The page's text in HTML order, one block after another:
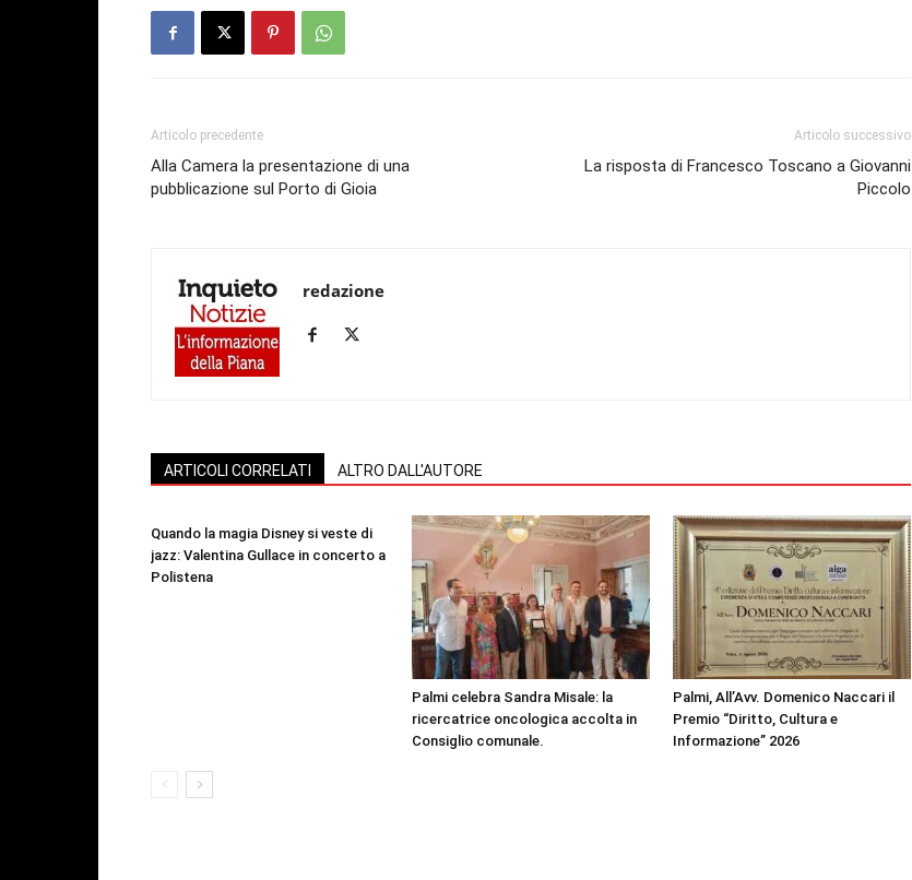
Articolo precedente
Alla Camera la presentazione di una
pubblicazione sul Porto di Gioia
Articolo successivo
La risposta di Francesco Toscano a Giovanni
Piccolo
redazione
ARTICOLI CORRELATI ALTRO DALL'AUTORE
Quando la magia Disney si veste di
jazz: Valentina Gullace in concerto a
Polistena
Palmi celebra Sandra Misale: la
ricercatrice oncologica accolta in
Consiglio comunale.
Palmi, All’Avv. Domenico Naccari il
Premio “Diritto, Cultura e
Informazione” 2026